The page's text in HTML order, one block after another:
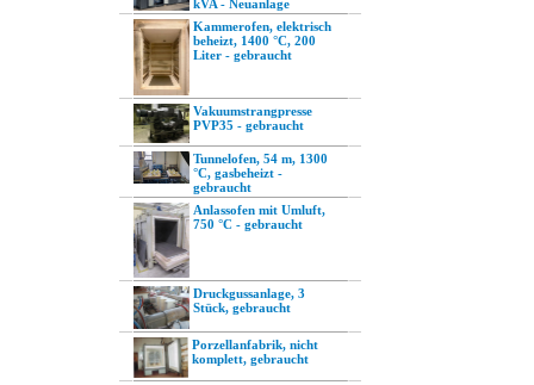
kVA - Neuanlage
Kammerofen, elektrisch
beheizt, 1400 °C, 200
Liter - gebraucht
Vakuumstrangpresse
PVP35 - gebraucht
Tunnelofen, 54 m, 1300
°C, gasbeheizt -
gebraucht
Anlassofen mit Umluft,
750 °C - gebraucht
Druckgussanlage, 3
Stück, gebraucht
Porzellanfabrik, nicht
komplett, gebraucht